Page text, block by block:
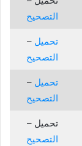
التصحيح
تحميل–
التصحيح
تحميل–
التصحيح
تحميل –
التصحيح